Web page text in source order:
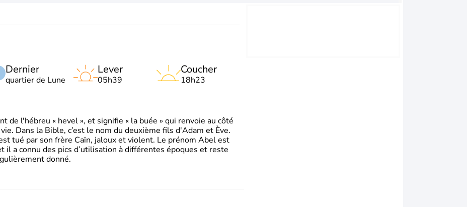
Dernier
quartier de Lune
Lever
05h39
Coucher
18h23
de l'hébreu « hevel », et signifie « la buée » qui renvoie au côté
Dans la Bible, c’est le nom du deuxième fils d'Adam et Ève.
tué par son frère Caïn, jaloux et violent. Le prénom Abel est
il a connu des pics d’utilisation à différentes époques et reste
donné.